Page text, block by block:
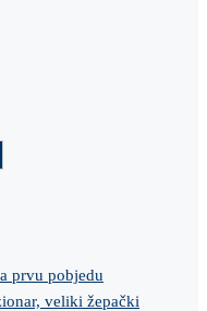
prvu pobjedu
veliki žepački